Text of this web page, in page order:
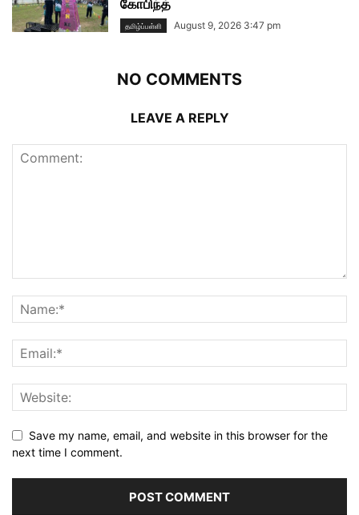
கோபிந்த்
தமிழ்ப்பள்ளி August 9, 2026 3:47 pm
NO COMMENTS
LEAVE A REPLY
Save my name, email, and website in this browser for the
next time I comment.